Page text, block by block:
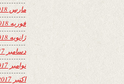
مارس 2018
فوریه 2018
ژانویه 2018
دسامبر 2017
نوامبر 2017
اکتبر 2017